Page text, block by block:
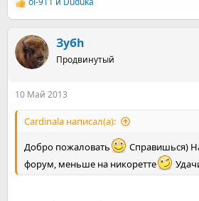
избавиться от этой вредной привычки,
канцерогенных веществ.
примочек.
Надеюсь, получится.
Раз 5 бросал точно. Но мысль бросить
Р
е
к
ц
и
Зубh
Продвинутый
10 Май 2013
Cardinala написал(а):
Добро пожаловать
Справишься)
форум, меньше на никоретте